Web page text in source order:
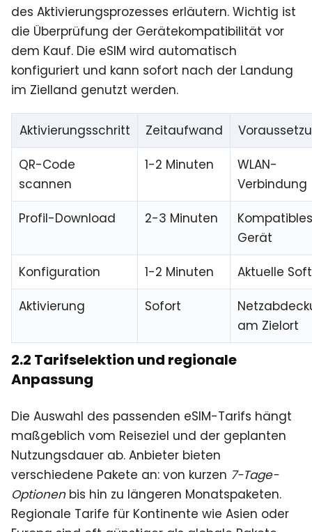
des Aktivierungsprozesses erläutern. Wichtig ist
die Überprüfung der Gerätekompatibilität vor
dem Kauf. Die eSIM wird automatisch
konfiguriert und kann sofort nach der Landung
im Zielland genutzt werden.
Aktivierungsschritt Zeitaufwand
QR-Code
scannen
1-2 Minuten
WLAN-
Verbindung
Profil-Download 2-3 Minuten
Gerät
Konfiguration 1-2 Minuten Aktuelle
Aktivierung Sofort
am Zielort
2.2 Tarifselektion und regionale
Anpassung
Die Auswahl des passenden eSIM-Tarifs hängt
maßgeblich vom Reiseziel und der geplanten
Nutzungsdauer ab. Anbieter bieten
verschiedene Pakete an: von kurzen 7-Tage-
Optionenbis hin zu längeren Monatspaketen.
Regionale Tarife für Kontinente wie Asien oder